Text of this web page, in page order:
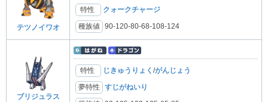
テツノイワオ
特性 クォークチャージ
種族値 90-120-80-68-108-124
ブリジュラス
特性 じきゅうりょく /がんじょう
夢特性 すじがねいり